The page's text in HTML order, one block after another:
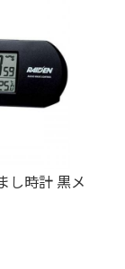
し時計 黒メ